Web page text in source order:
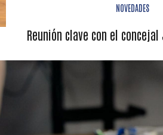
NOVEDADES
Reunión clave con el